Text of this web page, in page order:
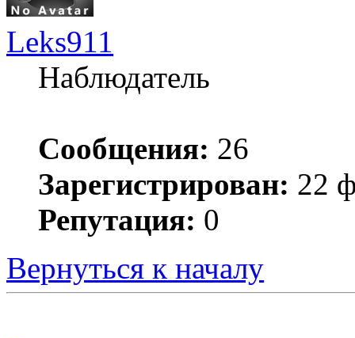
Leks911
Наблюдатель
Сообщения: 26
Зарегистрирован: 22
Репутация: 0
Вернуться к началу